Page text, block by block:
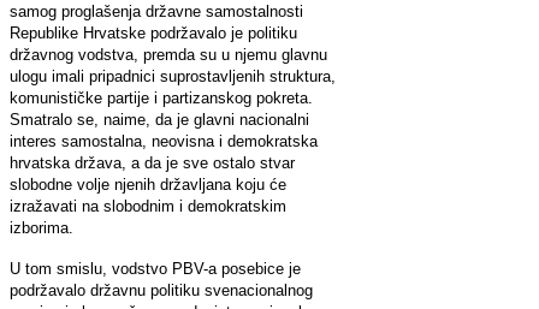
samog proglašenja državne samostalnosti
Republike Hrvatske podržavalo je politiku
državnog vodstva, premda su u njemu glavnu
ulogu imali pripadnici suprostavljenih struktura,
komunističke partije i partizanskog pokreta.
Smatralo se, naime, da je glavni nacionalni
interes samostalna, neovisna i demokratska
hrvatska država, a da je sve ostalo stvar
slobodne volje njenih državljana koju će
izražavati na slobodnim i demokratskim
izborima.
U tom smislu, vodstvo PBV-a posebice je
podržavalo državnu politiku svenacionalnog